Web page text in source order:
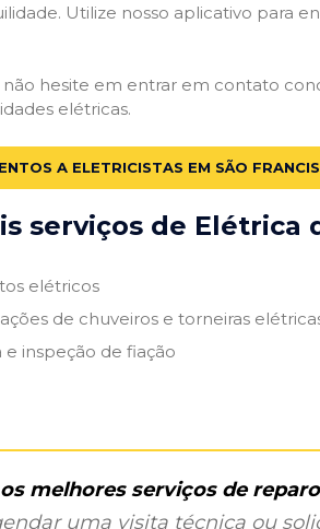
Utilize nosso aplicativo para
não hesite em entrar em contato
elétricas.
A ELETRICISTAS EM SÃO
serviços de Elétrica
elétricos
de chuveiros e torneiras
e inspeção de fiação
os melhores serviços de
uma visita técnica ou